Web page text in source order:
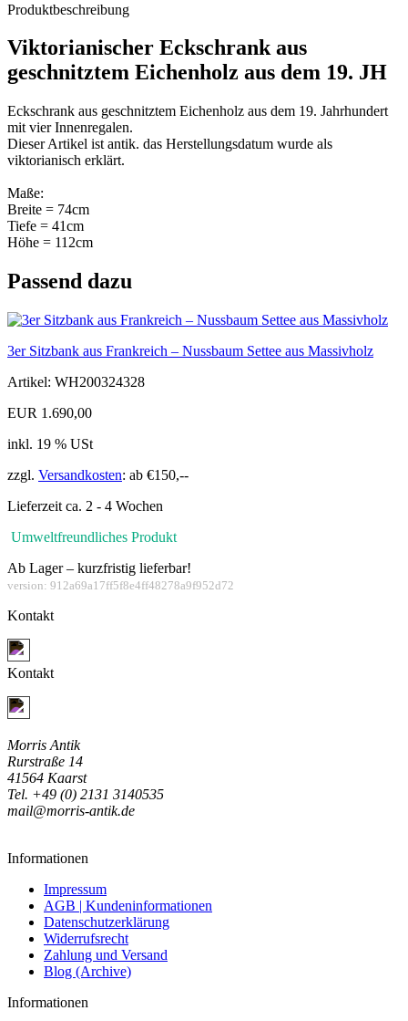
Produktbeschreibung
Viktorianischer Eckschrank aus
geschnitztem Eichenholz aus dem 19. JH
Eckschrank aus geschnitztem Eichenholz aus dem 19. Jahrhundert
mit vier Innenregalen.
Dieser Artikel ist antik. das Herstellungsdatum wurde als
viktorianisch erklärt.
Maße:
Breite = 74cm
Tiefe = 41cm
Höhe = 112cm
Passend dazu
3er Sitzbank aus Frankreich – Nussbaum Settee aus Massivholz
Artikel: WH200324328
EUR 1.690,00
inkl. 19 % USt
zzgl. Versandkosten: ab €150,--
Lieferzeit ca. 2 - 4 Wochen
Umweltfreundliches Produkt
Ab Lager – kurzfristig lieferbar!
version: 912a69a17ff5f8e4ff48278a9f952d72
Kontakt
Kontakt
Morris Antik
Rurstraße 14
41564 Kaarst
Tel. +49 (0) 2131 3140535
mail@morris-antik.de
Informationen
Impressum
AGB | Kundeninformationen
Datenschutzerklärung
Widerrufsrecht
Zahlung und Versand
Blog (Archive)
Informationen